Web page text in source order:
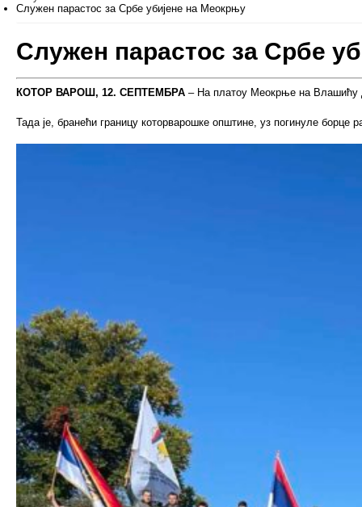
Служен парастос за Србе убијене на Меокрњу
Служен парастос за Србе
КОТОР ВАРОШ, 12. СЕПТЕМБРА – На платоу Меокрње на Влашићу
Тада је, бранећи границу которварошке општине, уз погинуле